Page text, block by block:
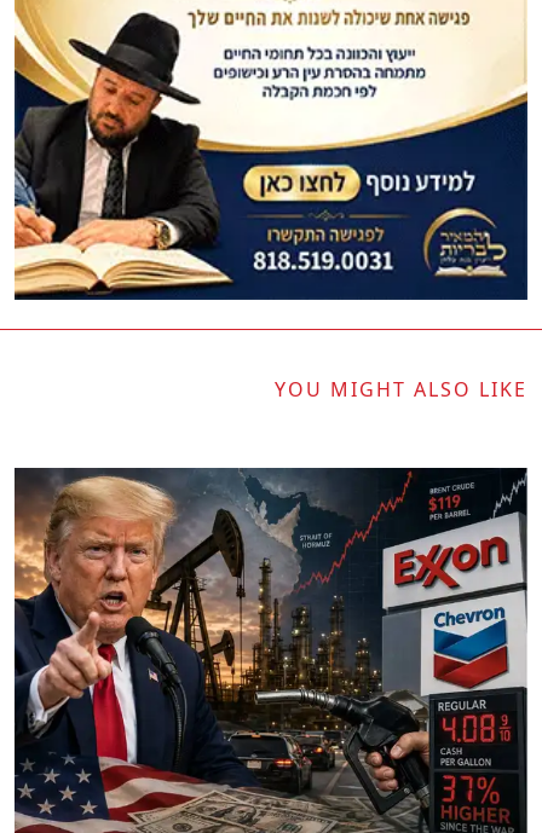
YOU MIGHT ALSO LIKE